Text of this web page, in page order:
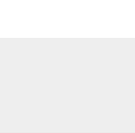
oryginału: 1.